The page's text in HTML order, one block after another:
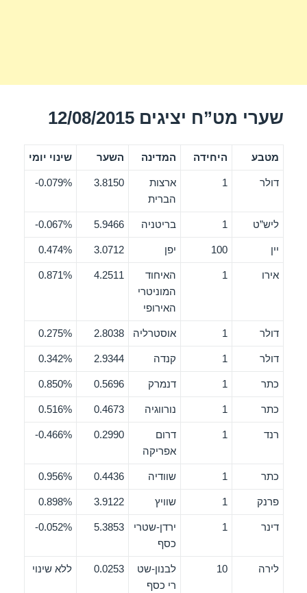
שערי מט”ח יציגים 12/08/2015
מטבע היחידה המדינה השער שינוי יומי
דולר 1
ארצות
הברית
3.8150
0.079%-
ליש”ט 1 בריטניה 5.9466
0.067%-
יין 100 יפן 3.0712
0.474%
אירו 1
האיחוד
המוניטרי
האירופי
4.2511
0.871%
דולר 1 אוסטרליה 2.8038
0.275%
דולר 1 קנדה 2.9344
0.342%
כתר 1 דנמרק 0.5696
0.850%
כתר 1 נורווגיה 0.4673
0.516%
רנד 1
דרום
אפריקה
0.2990
0.466%-
כתר 1 שוודיה 0.4436
0.956%
פרנק 1 שוויץ 3.9122
0.898%
דינר 1
ירדן-שטרי
כסף
5.3853
0.052%-
לירה 10
לבנון-שט
רי כסף
0.0253 ללא שינוי